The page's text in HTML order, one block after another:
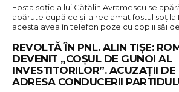
Fosta soție a lui Cătălin Avramescu se
apărute după ce și-a reclamat fostul soț la
acesta avea în telefon poze cu copiii săi
REVOLTĂ ÎN PNL. ALIN TIȘE:
DEVENIT „COȘUL DE GUNOI AL
INVESTITORILOR”. ACUZAȚII DE
ADRESA CONDUCERII